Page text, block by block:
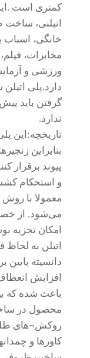
کمتری است
اتیلنی،
خانگی،
مخابرات،
ورزشی و
دارد.پلی
گرفتن باید
ندارد.
تاریخچه:این
پیوند برقرار
و استحکام
معمولا با روش
می‌شود. از
امکان تجزیه
اتیلن به
دانسیته
افزایش
باعث شده که
محصول در
روکش¬های
کاورها و